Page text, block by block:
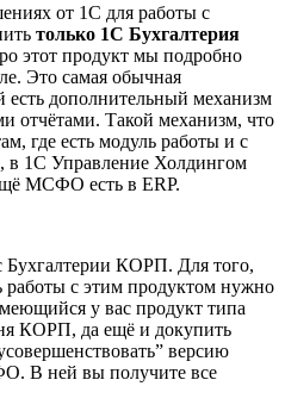
от 1С для работы с
только 1С Бухгалтерия
этот продукт мы подробно
Это самая обычная
дополнительный механизм
отчётами. Такой механизм, что
где есть модуль работы и с
в 1С Управление Холдингом
МСФО есть в ERP.
Бухгалтерии КОРП. Для того,
работы с этим продуктом нужно
у вас продукт типа
КОРП, да ещё и докупить
версию
В ней вы получите все